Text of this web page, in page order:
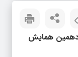
همایش